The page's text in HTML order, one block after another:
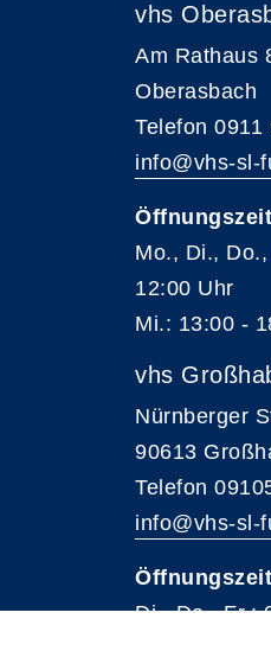
vhs
Am Rathaus
Oberasbach
Telefon 0911
info@vhs-sl-
Mo., Di.,
12:00 Uhr
Mi.: 13:00 -
vhs
Nürnberger
90613
Telefon
info@vhs-sl-
Di., Do., Fr.: